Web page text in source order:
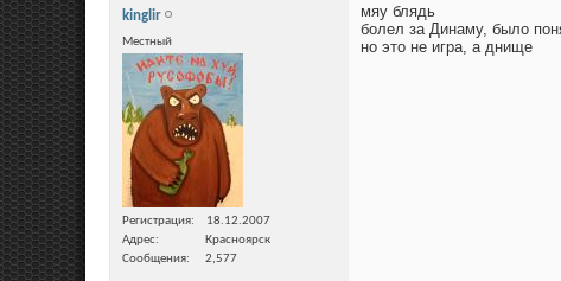
kinglir
Местный
Регистрация
18.12.2007
Адрес
Красноярск
Сообщения
2,577
мяу блядь
болел за Динаму, было
но это не игра, а днище